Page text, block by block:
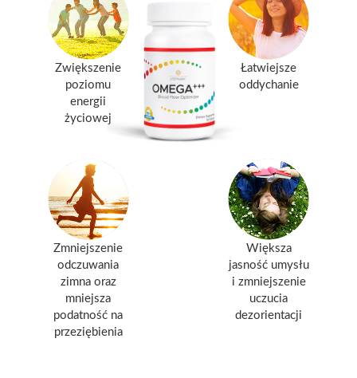
Zwiększenie
poziomu
energii
życiowej
Łatwiejsze
oddychanie
Zmniejszenie
odczuwania
zimna oraz
mniejsza
podatność na
przeziębienia
Większa
jasność umysłu
i zmniejszenie
uczucia
dezorientacji